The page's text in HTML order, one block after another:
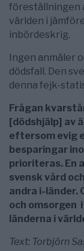
föreställningen
världen i
inbördeskrig.
Ingen anmäler
dödsfall. Den
denna fejk-
Frågan
[dödshjälp] av
eftersom evig
besparingar
prioriteras. En
svensk vård
andra i-länder.
och omsorgen
länderna i
Text: Torbjörn